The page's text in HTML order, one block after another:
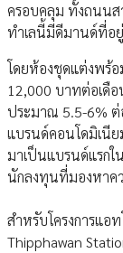
ครอบคลุม ทั้งถนนส
ทำเลนี้มีดีมานด์ที่อ
โดยห้องชุดแต่งพร้
12,000 บาทต่อเดื
ประมาณ 5.5-6% ต่
แบรนด์คอนโดมิเนี
มาเป็นแบรนด์แรกใ
นักลงทุนที่มองหาค
สำหรับโครงการแอ
Thipphawan